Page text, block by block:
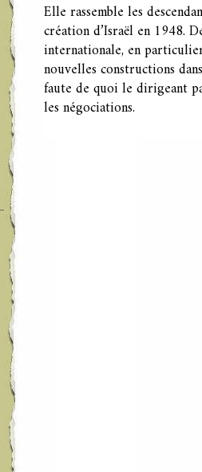
Elle rassemble les
création d’Israël en 1948.
internationale, en
nouvelles constructions
faute de quoi le dirigeant
les négociations.